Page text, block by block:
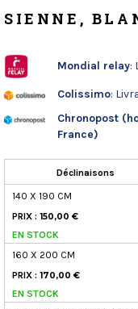
SIENNE,
Mondial relay:
Colissimo:
Chronopost
France)
Déclinaisons
140 X 190 CM
PRIX : 150,00 €
EN STOCK
160 X 200 CM
PRIX : 170,00 €
EN STOCK